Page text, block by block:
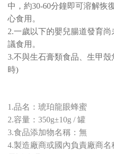
中，約30-60分鐘即可溶解恢
心食用。
2.一歲以下的嬰兒腸道發育
議食用。
3.不與生石膏類食品、生甲
時)
1.品名：琥珀龍眼蜂蜜
2.容量：350g±10g / 罐
3.食品添加物名稱：無
4.製造廠商或國內負責廠商